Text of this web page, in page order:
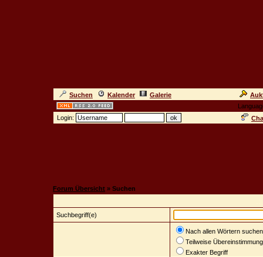
Suchen Kalender Galerie
Login:
Forum Übersicht » Suchen
Suchbegriff(e)
Nach allen Wörtern
Teilweise
Exakter Begriff